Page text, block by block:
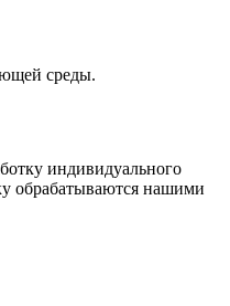
среды.
индивидуального
обрабатываются нашими